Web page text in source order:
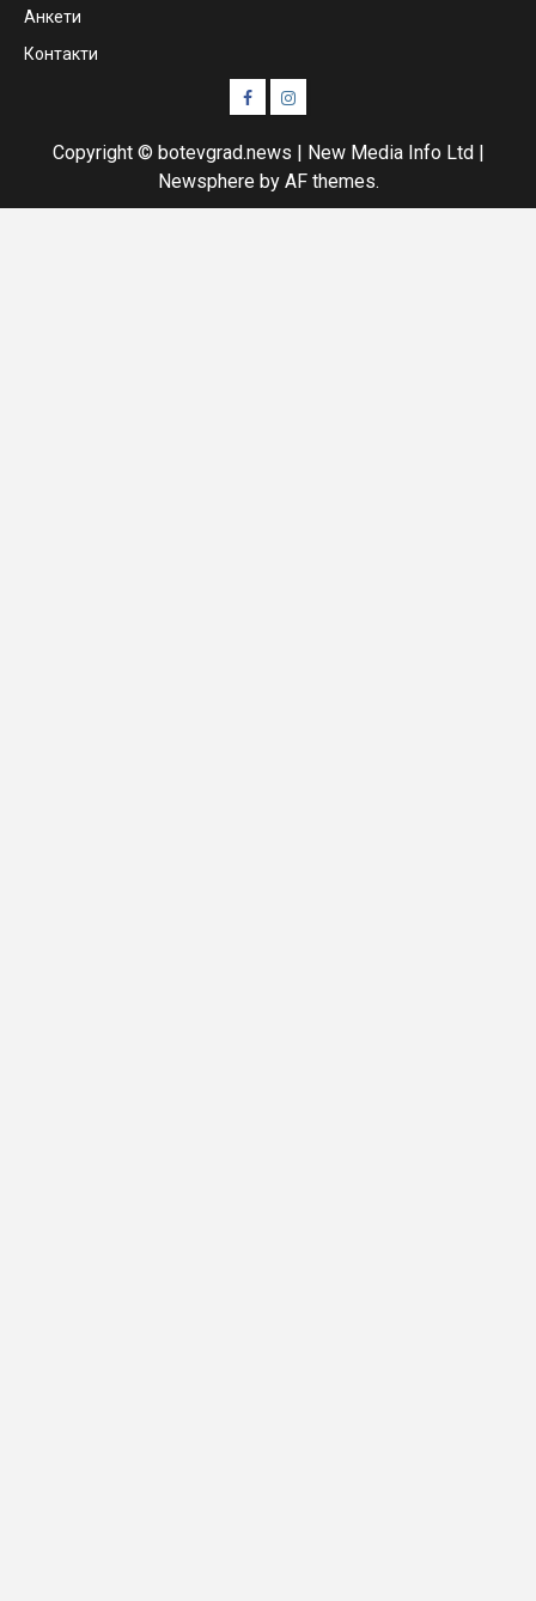
Анкети
Контакти
FacebookInstagram
Copyright © botevgrad.news | New Media Info Ltd |
Newsphereby AF themes.